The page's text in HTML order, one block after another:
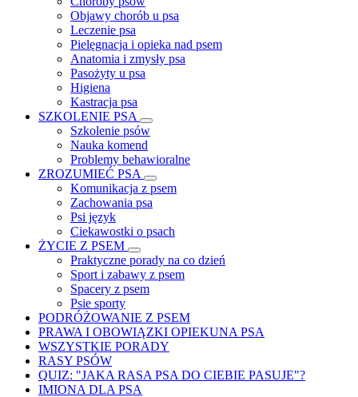
Objawy chorób u psa
Leczenie psa
Pielęgnacja i opieka nad psem
Anatomia i zmysły psa
Pasożyty u psa
Higiena
Kastracja psa
SZKOLENIE PSA
Szkolenie psów
Nauka komend
Problemy behawioralne
ZROZUMIEĆ PSA
Komunikacja z psem
Zachowania psa
Psi język
Ciekawostki o psach
ŻYCIE Z PSEM
Praktyczne porady na co dzień
Sport i zabawy z psem
Spacery z psem
Psie sporty
PODRÓŻOWANIE Z PSEM
PRAWA I OBOWIĄZKI OPIEKUNA PSA
WSZYSTKIE PORADY
RASY PSÓW
QUIZ: "JAKA RASA PSA DO CIEBIE PASUJE"?
IMIONA DLA PSA